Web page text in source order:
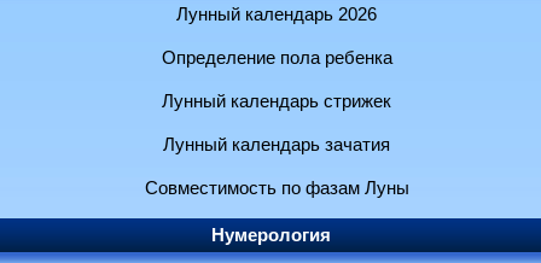
Лунный календарь 2026
Определение пола ребенка
Лунный календарь стрижек
Лунный календарь зачатия
Совместимость по фазам Луны
Нумерология